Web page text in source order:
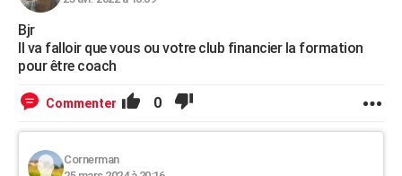
FORUM
Bricolage
Lifestyle
Culture
Sport
Auto
Television
Voyage
Cinema
Bjr
Il va falloir que vous ou votre club financier la formation
pour être coach
Commenter 0
Cornerman